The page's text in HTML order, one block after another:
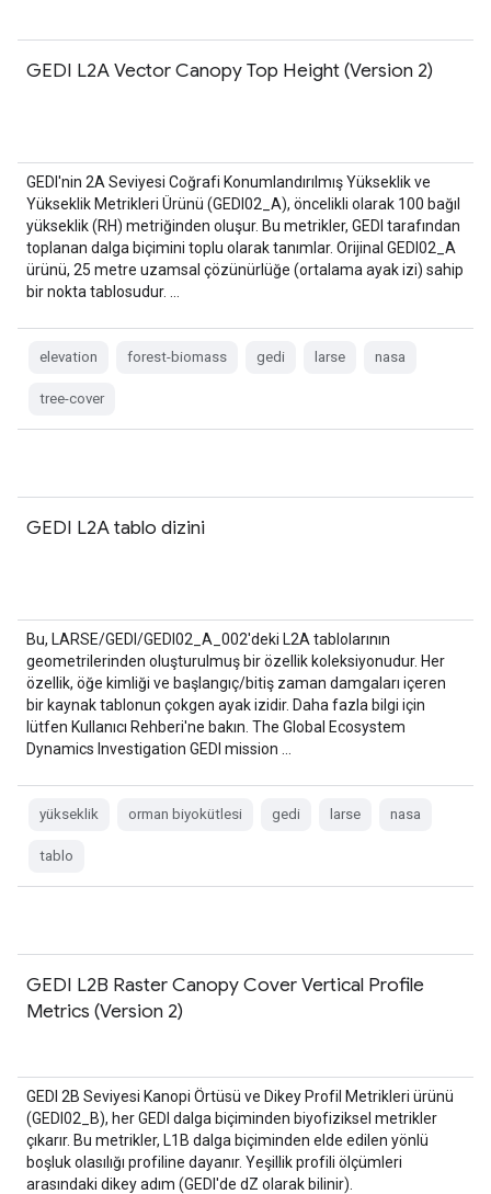
GEDI L2A Vector Canopy Top Height (Version 2)
GEDI'nin 2A Seviyesi Coğrafi Konumlandırılmış Yükseklik ve
Yükseklik Metrikleri Ürünü (GEDI02_A), öncelikli olarak 100 bağıl
yükseklik (RH) metriğinden oluşur. Bu metrikler, GEDI tarafından
toplanan dalga biçimini toplu olarak tanımlar. Orijinal GEDI02_A
ürünü, 25 metre uzamsal çözünürlüğe (ortalama ayak izi) sahip
bir nokta tablosudur. …
elevation forest-biomass gedi larse nasa
tree-cover
GEDI L2A tablo dizini
Bu, LARSE/GEDI/GEDI02_A_002'deki L2A tablolarının
geometrilerinden oluşturulmuş bir özellik koleksiyonudur. Her
özellik, öğe kimliği ve başlangıç/bitiş zaman damgaları içeren
bir kaynak tablonun çokgen ayak izidir. Daha fazla bilgi için
lütfen Kullanıcı Rehberi'ne bakın. The Global Ecosystem
Dynamics Investigation GEDI mission …
yükseklik orman biyokütlesi gedi larse nasa
tablo
GEDI L2B Raster Canopy Cover Vertical Profile
Metrics (Version 2)
GEDI 2B Seviyesi Kanopi Örtüsü ve Dikey Profil Metrikleri ürünü
(GEDI02_B), her GEDI dalga biçiminden biyofiziksel metrikler
çıkarır. Bu metrikler, L1B dalga biçiminden elde edilen yönlü
boşluk olasılığı profiline dayanır. Yeşillik profili ölçümleri
arasındaki dikey adım (GEDI'de dZ olarak bilinir).